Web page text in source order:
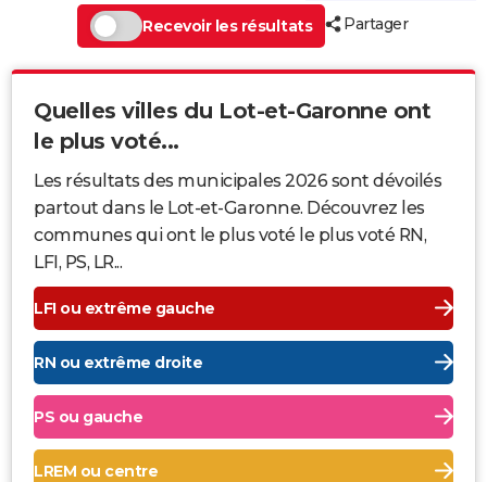
Recevoir les résultats
Partager
Quelles villes du Lot-et-Garonne ont
le plus voté...
Les résultats des municipales 2026 sont dévoilés
partout dans le Lot-et-Garonne. Découvrez les
communes qui ont le plus voté le plus voté RN,
LFI, PS, LR...
LFI ou extrême gauche
RN ou extrême droite
PS ou gauche
LREM ou centre